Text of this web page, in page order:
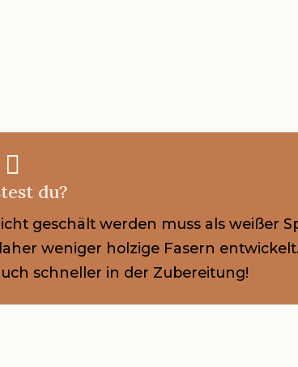

du?
geschält werden muss als weißer
weniger holzige Fasern
schneller in der Zubereitung!